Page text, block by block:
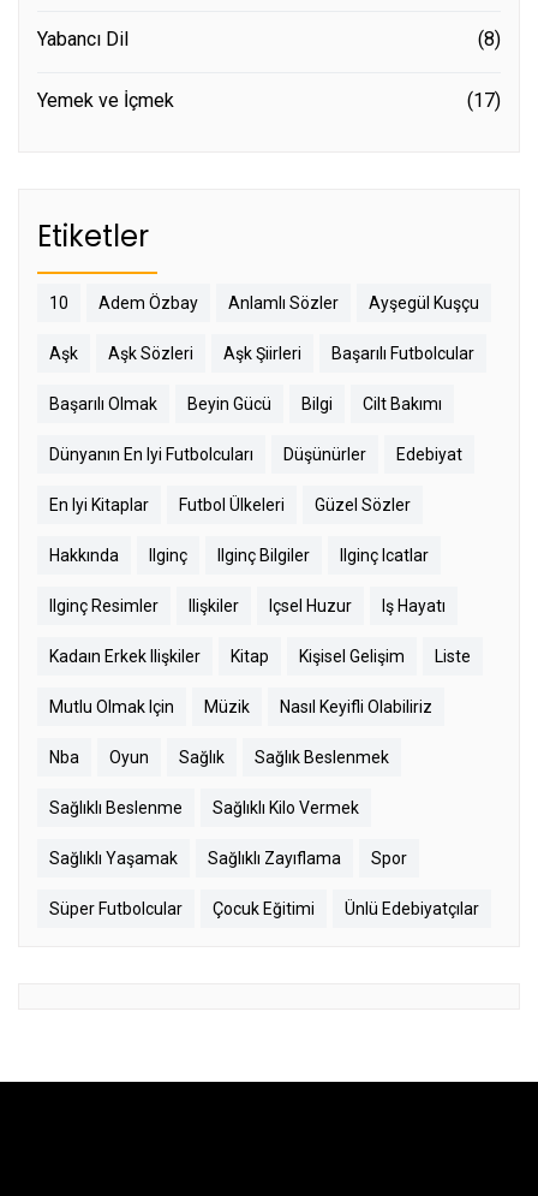
Yabancı Dil (8)
Yemek ve İçmek (17)
Etiketler
10 Adem Özbay Anlamlı Sözler Ayşegül Kuşçu
Aşk Aşk Sözleri Aşk Şiirleri Başarılı Futbolcular
Başarılı Olmak Beyin Gücü Bilgi Cilt Bakımı
Dünyanın En Iyi Futbolcuları Düşünürler Edebiyat
En Iyi Kitaplar Futbol Ülkeleri Güzel Sözler
Hakkında Ilginç Ilginç Bilgiler Ilginç Icatlar
Ilginç Resimler Ilişkiler Içsel Huzur Iş Hayatı
Kadaın Erkek Ilişkiler Kitap Kişisel Gelişim Liste
Mutlu Olmak Için Müzik Nasıl Keyifli Olabiliriz
Nba Oyun Sağlık Sağlık Beslenmek
Sağlıklı Beslenme Sağlıklı Kilo Vermek
Sağlıklı Yaşamak Sağlıklı Zayıflama Spor
Süper Futbolcular Çocuk Eğitimi Ünlü Edebiyatçılar